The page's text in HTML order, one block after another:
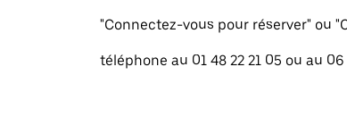
"Connectez-vous pour réserver" ou
téléphone au 01 48 22 21 05 ou au 06